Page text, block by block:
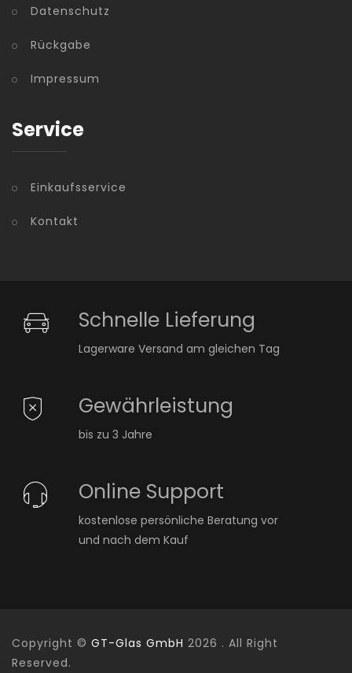
Datenschutz
Rückgabe
Impressum
Service
Einkaufsservice
Kontakt
Schnelle Lieferung
Lagerware Versand am gleichen Tag
Gewährleistung
bis zu 3 Jahre
Online Support
kostenlose persönliche Beratung vor
und nach dem Kauf
Copyright © GT-Glas GmbH 2026 . All Right
Reserved.